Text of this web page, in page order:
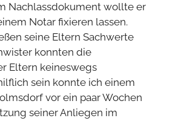
Nachlassdokument wollte er
Notar fixieren lassen.
seine Eltern Sachwerte
konnten die
Eltern keineswegs
sein konnte ich einem
vor ein paar Wochen
seiner Anliegen im